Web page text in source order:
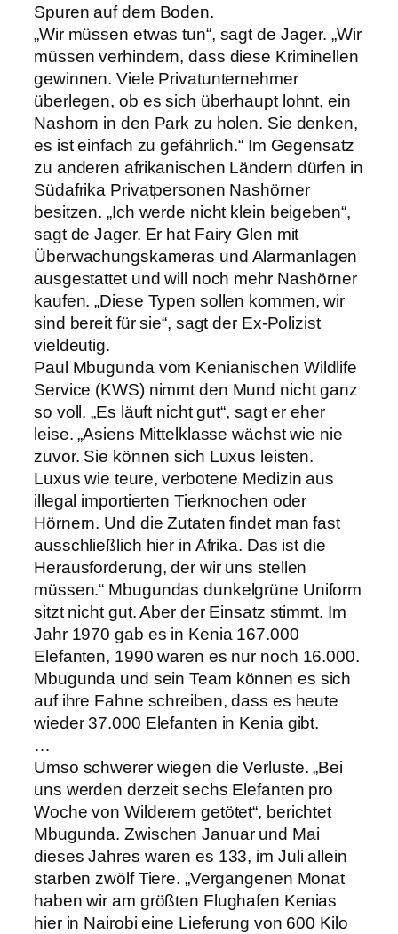
Spuren auf dem Boden.
„Wir müssen etwas tun“, sagt de Jager. „Wir
müssen verhindern, dass diese Kriminellen
gewinnen. Viele Privatunternehmer
überlegen, ob es sich überhaupt lohnt, ein
Nashorn in den Park zu holen. Sie denken,
es ist einfach zu gefährlich.“ Im Gegensatz
zu anderen afrikanischen Ländern dürfen in
Südafrika Privatpersonen Nashörner
besitzen. „Ich werde nicht klein beigeben“,
sagt de Jager. Er hat Fairy Glen mit
Überwachungskameras und Alarmanlagen
ausgestattet und will noch mehr Nashörner
kaufen. „Diese Typen sollen kommen, wir
sind bereit für sie“, sagt der Ex-Polizist
vieldeutig.
Paul Mbugunda vom Kenianischen Wildlife
Service (KWS) nimmt den Mund nicht ganz
so voll. „Es läuft nicht gut“, sagt er eher
leise. „Asiens Mittelklasse wächst wie nie
zuvor. Sie können sich Luxus leisten.
Luxus wie teure, verbotene Medizin aus
illegal importierten Tierknochen oder
Hörnern. Und die Zutaten findet man fast
ausschließlich hier in Afrika. Das ist die
Herausforderung, der wir uns stellen
müssen.“ Mbugundas dunkelgrüne Uniform
sitzt nicht gut. Aber der Einsatz stimmt. Im
Jahr 1970 gab es in Kenia 167.000
Elefanten, 1990 waren es nur noch 16.000.
Mbugunda und sein Team können es sich
auf ihre Fahne schreiben, dass es heute
wieder 37.000 Elefanten in Kenia gibt.
…
Umso schwerer wiegen die Verluste. „Bei
uns werden derzeit sechs Elefanten pro
Woche von Wilderern getötet“, berichtet
Mbugunda. Zwischen Januar und Mai
dieses Jahres waren es 133, im Juli allein
starben zwölf Tiere. „Vergangenen Monat
haben wir am größten Flughafen Kenias
hier in Nairobi eine Lieferung von 600 Kilo